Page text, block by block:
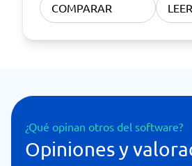
COMPARAR
¿Qué opinan otros del software?
Opiniones y